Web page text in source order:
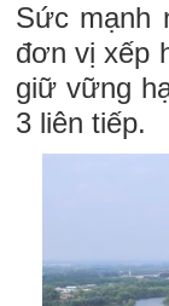
Sức mạnh
đơn vị xếp
giữ vững
3 liên tiếp.